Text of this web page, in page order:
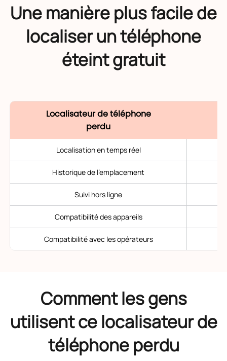
Une manière plus facile de
localiser un téléphone
éteint gratuit
Localisateur de téléphone
perdu
Localisation en temps réel
Historique de l'emplacement
Suivi hors ligne
Compatibilité des appareils
Compatibilité avec les opérateurs
Comment les gens
utilisent ce localisateur de
téléphone perdu